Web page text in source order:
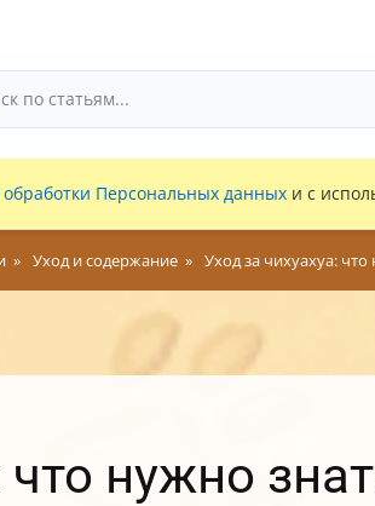
Персональных данных и с
Уход и содержание Уход за чихуахуа:
что нужно